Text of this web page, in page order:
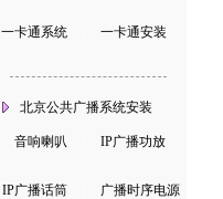
一卡通系统 一卡通安装
北京公共广播系统安装
音响喇叭 IP广播功放
IP广播话筒 广播时序电源